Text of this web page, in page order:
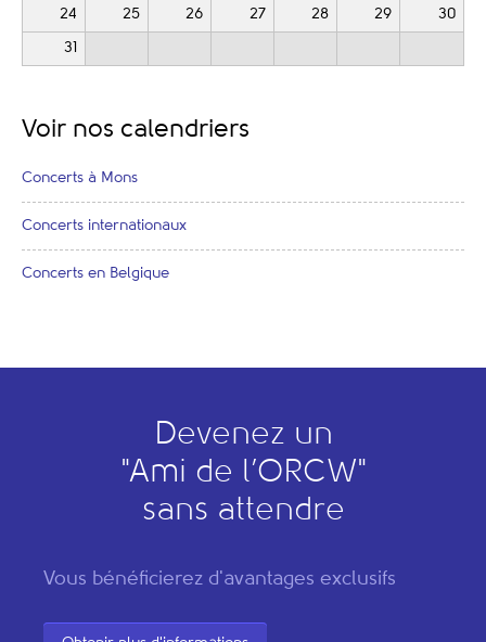
24 25 26 27 28 29 30
31
Voir nos calendriers
Concerts à Mons
Concerts internationaux
Concerts en Belgique
Devenez un
"Ami de l’ORCW"
sans attendre
Vous bénéficierez d'avantages exclusifs